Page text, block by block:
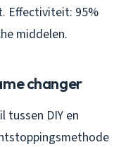
Effectiviteit: 95%
middelen.
changer
tussen DIY en